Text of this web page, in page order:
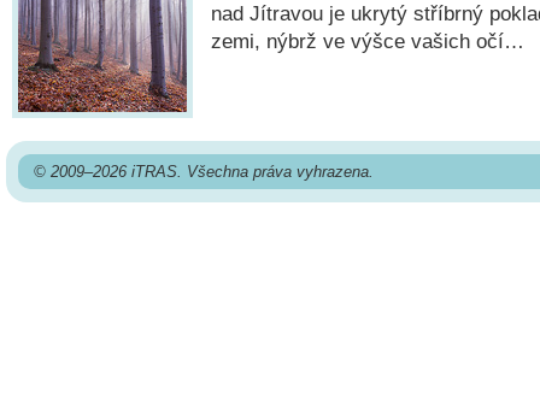
nad Jítravou je ukrytý stříbrný
zemi, nýbrž ve výšce vašich očí…
© 2009–2026 iTRAS. Všechna práva vyhrazena.